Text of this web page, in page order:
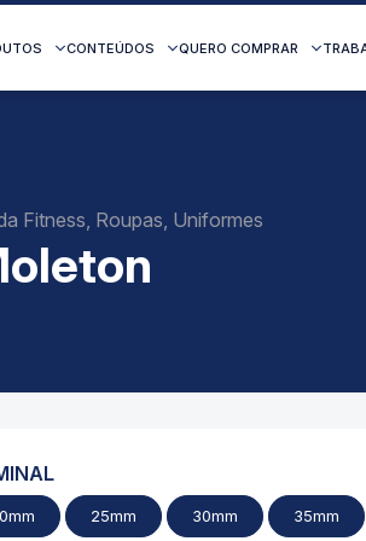
CONTEÚDOS QUERO COMPRAR
Fitness, Roupas, Uniformes
25mm 30mm 35mm